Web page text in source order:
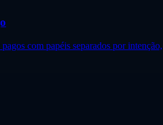
com papéis separados por intenção,